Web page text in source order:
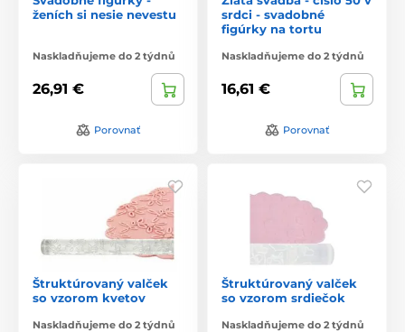
ženích si nesie nevestu
Naskladňujeme do 2 týdnů
26,91 €
Porovnať
srdci - svadobné
figúrky na tortu
Naskladňujeme do 2 týdnů
16,61 €
Porovnať
Štruktúrovaný valček
so vzorom kvetov
Naskladňujeme do 2 týdnů
Štruktúrovaný valček
so vzorom srdiečok
Naskladňujeme do 2 týdnů